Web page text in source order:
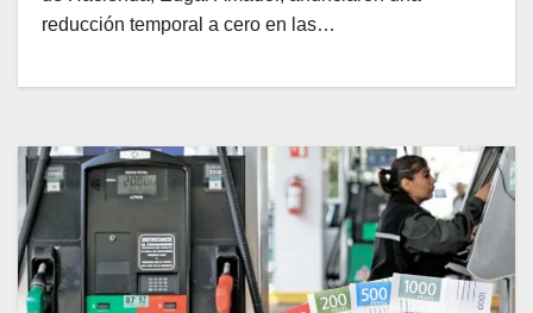
reducción temporal a cero en las…